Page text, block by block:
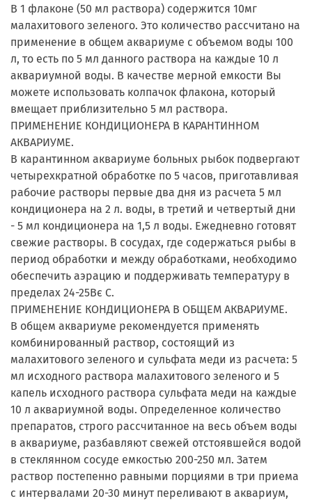
В 1 флаконе (50 мл раствора) содержится 10мг
малахитового зеленого. Это количество рассчитано на
применение в общем аквариуме с объемом воды 100
л, то есть по 5 мл данного раствора на каждые 10 л
аквариумной воды. В качестве мерной емкости Вы
можете использовать колпачок флакона, который
вмещает приблизительно 5 мл раствора.
ПРИМЕНЕНИЕ КОНДИЦИОНЕРА В КАРАНТИННОМ
АКВАРИУМЕ.
В карантинном аквариуме больных рыбок подвергают
четырехкратной обработке по 5 часов, приготавливая
рабочие растворы первые два дня из расчета 5 мл
кондиционера на 2 л. воды, в третий и четвертый дни
- 5 мл кондиционера на 1,5 л воды. Ежедневно готовят
свежие растворы. В сосудах, где содержаться рыбы в
период обработки и между обработками, необходимо
обеспечить аэрацию и поддерживать температуру в
пределах 24-25Вє С.
ПРИМЕНЕНИЕ КОНДИЦИОНЕРА В ОБЩЕМ АКВАРИУМЕ.
В общем аквариуме рекомендуется применять
комбинированный раствор, состоящий из
малахитового зеленого и сульфата меди из расчета: 5
мл исходного раствора малахитового зеленого и 5
капель исходного раствора сульфата меди на каждые
10 л аквариумной воды. Определенное количество
препаратов, строго рассчитанное на весь объем воды
в аквариуме, разбавляют свежей отстоявшейся водой
в стеклянном сосуде емкостью 200-250 мл. Затем
раствор постепенно равными порциями в три приема
с интервалами 20-30 минут переливают в аквариум,